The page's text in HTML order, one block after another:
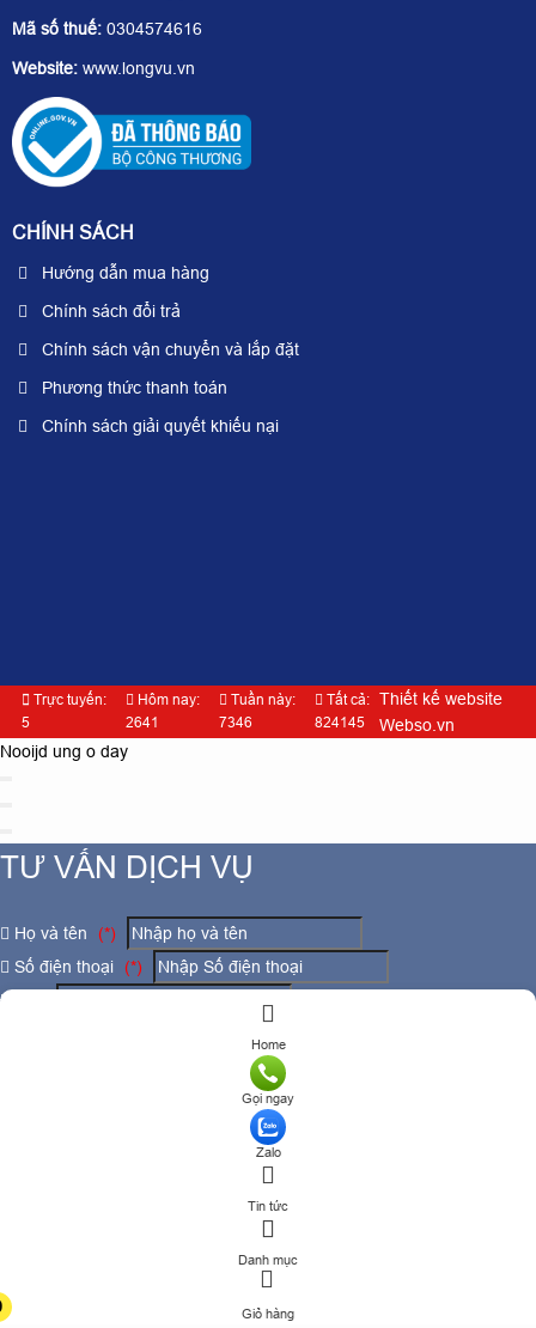
Mã số thuế: 0304574616
Website: www.longvu.vn
CHÍNH SÁCH
Hướng dẫn mua hàng
Chính sách đổi trả
Chính sách vận chuyển và lắp đặt
Phương thức thanh toán
Chính sách giải quyết khiếu nại
Trực tuyến:
5
Hôm nay:
2641
Tuần này:
7346
Tất cả:
824145
Thiết kế website
Webso.vn
Home
Gọi ngay
Zalo
Tin tức
Danh mục
Giỏ hàng
Nooijd ung o day
TƯ VẤN DỊCH VỤ
Họ và tên
(*)
Số điện thoại
(*)
Địa chỉ
TƯ VẤN DỊCH VỤ